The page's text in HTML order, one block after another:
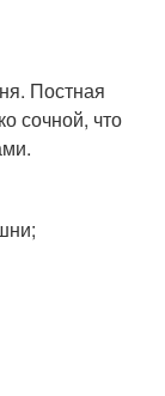
Постная
сочной, что